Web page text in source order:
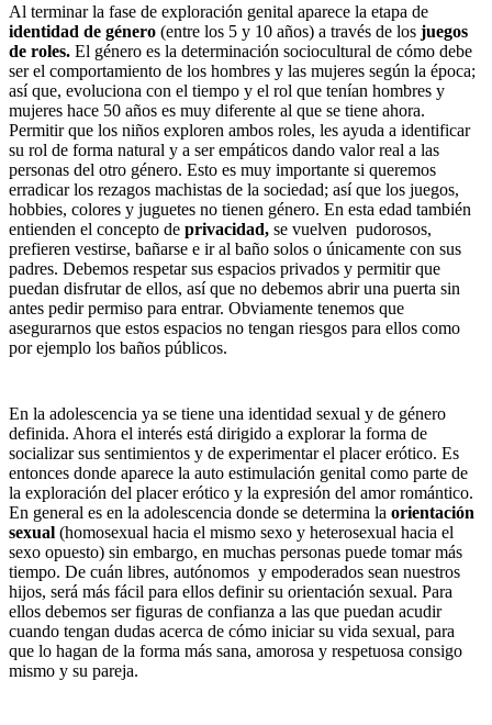
Al terminar la fase de exploración genital aparece la etapa de
identidad de género (entre los 5 y 10 años) a través de los juegos
de roles. El género es la determinación sociocultural de cómo debe
ser el comportamiento de los hombres y las mujeres según la época;
así que, evoluciona con el tiempo y el rol que tenían hombres y
mujeres hace 50 años es muy diferente al que se tiene ahora.
Permitir que los niños exploren ambos roles, les ayuda a identificar
su rol de forma natural y a ser empáticos dando valor real a las
personas del otro género. Esto es muy importante si queremos
erradicar los rezagos machistas de la sociedad; así que los juegos,
hobbies, colores y juguetes no tienen género. En esta edad también
entienden el concepto de privacidad, se vuelven pudorosos,
prefieren vestirse, bañarse e ir al baño solos o únicamente con sus
padres. Debemos respetar sus espacios privados y permitir que
puedan disfrutar de ellos, así que no debemos abrir una puerta sin
antes pedir permiso para entrar. Obviamente tenemos que
asegurarnos que estos espacios no tengan riesgos para ellos como
por ejemplo los baños públicos.
En la adolescencia ya se tiene una identidad sexual y de género
definida. Ahora el interés está dirigido a explorar la forma de
socializar sus sentimientos y de experimentar el placer erótico. Es
entonces donde aparece la auto estimulación genital como parte de
la exploración del placer erótico y la expresión del amor romántico.
En general es en la adolescencia donde se determina la orientación
sexual (homosexual hacia el mismo sexo y heterosexual hacia el
sexo opuesto) sin embargo, en muchas personas puede tomar más
tiempo. De cuán libres, autónomos y empoderados sean nuestros
hijos, será más fácil para ellos definir su orientación sexual. Para
ellos debemos ser figuras de confianza a las que puedan acudir
cuando tengan dudas acerca de cómo iniciar su vida sexual, para
que lo hagan de la forma más sana, amorosa y respetuosa consigo
mismo y su pareja.